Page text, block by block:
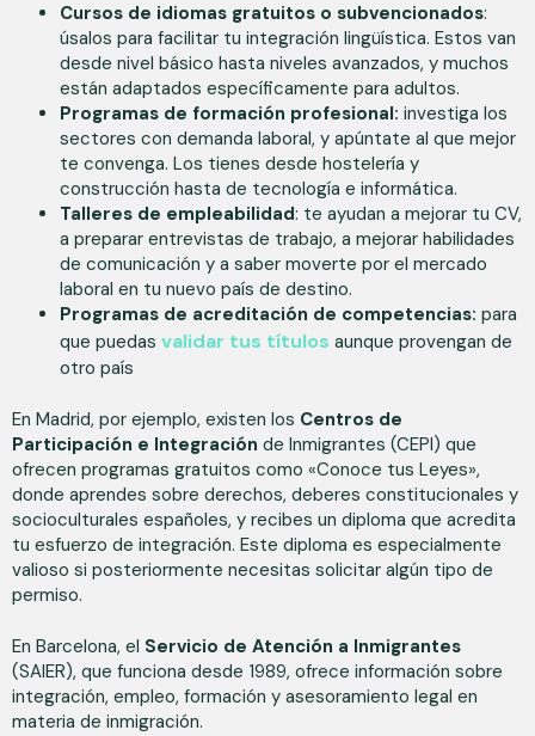
Cursos de idiomas gratuitos o subvencionados:
úsalos para facilitar tu integración lingüística. Estos van
desde nivel básico hasta niveles avanzados, y muchos
están adaptados específicamente para adultos.
Programas de formación profesional: investiga los
sectores con demanda laboral, y apúntate al que mejor
te convenga. Los tienes desde hostelería y
construcción hasta de tecnología e informática.
Talleres de empleabilidad: te ayudan a mejorar tu CV,
a preparar entrevistas de trabajo, a mejorar habilidades
de comunicación y a saber moverte por el mercado
laboral en tu nuevo país de destino.
Programas de acreditación de competencias: para
que puedas validar tus títulos aunque provengan de
otro país
En Madrid, por ejemplo, existen los Centros de
Participación e Integración de Inmigrantes (CEPI) que
ofrecen programas gratuitos como «Conoce tus Leyes»,
donde aprendes sobre derechos, deberes constitucionales y
socioculturales españoles, y recibes un diploma que acredita
tu esfuerzo de integración. Este diploma es especialmente
valioso si posteriormente necesitas solicitar algún tipo de
permiso.
En Barcelona, el Servicio de Atención a Inmigrantes
(SAIER), que funciona desde 1989, ofrece información sobre
integración, empleo, formación y asesoramiento legal en
materia de inmigración.